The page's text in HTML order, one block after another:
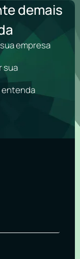
demais
empresa
sua
entenda